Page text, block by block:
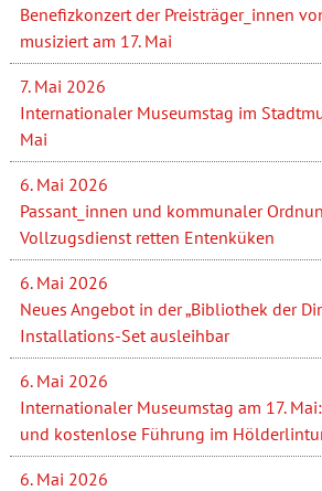
Benefizkonzert der Preisträger_innen
musiziert am 17. Mai
7. Mai 2026
Internationaler Museumstag im
Mai
6. Mai 2026
Passant_innen und kommunaler
Vollzugsdienst retten Entenküken
6. Mai 2026
Neues Angebot in der „Bibliothek der
Installations-Set ausleihbar
6. Mai 2026
Internationaler Museumstag am 17.
und kostenlose Führung im
6. Mai 2026